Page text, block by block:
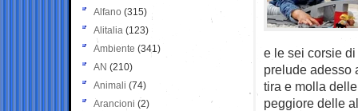
e le sei corsie di
prelude adesso
tira e molla
peggiore delle
Alfano (315)
Alitalia (123)
Ambiente (341)
AN (210)
Animali (74)
Arancioni (2)